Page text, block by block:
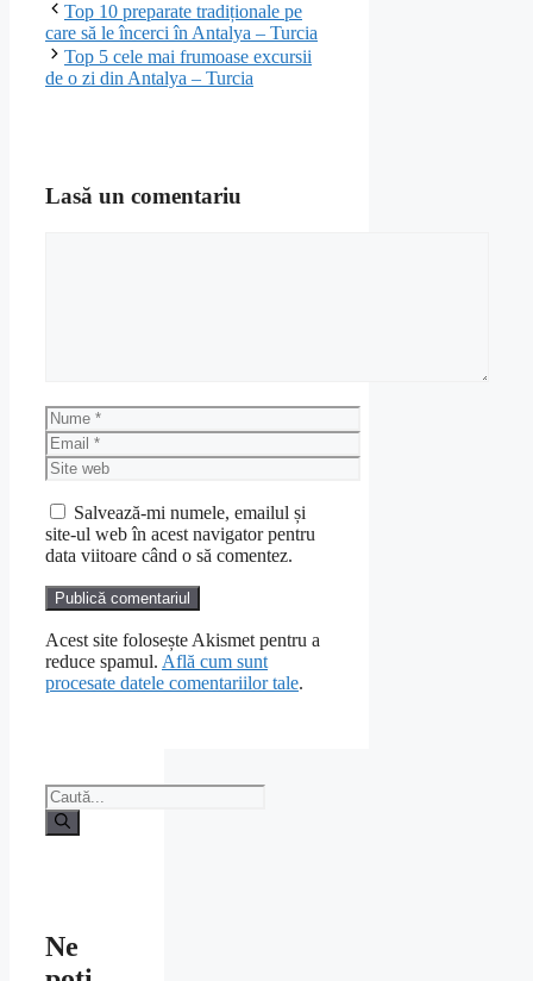
Top 10 preparate tradiționale pe
care să le încerci în Antalya – Turcia
Top 5 cele mai frumoase excursii
de o zi din Antalya – Turcia
Lasă un comentariu
Nume
Email
Site
web
Salvează-mi numele, emailul și
site-ul web în acest navigator pentru
data viitoare când o să comentez.
Acest site folosește Akismet pentru a
reduce spamul. Află cum sunt
procesate datele comentariilor tale.
Caută
după:
Ne